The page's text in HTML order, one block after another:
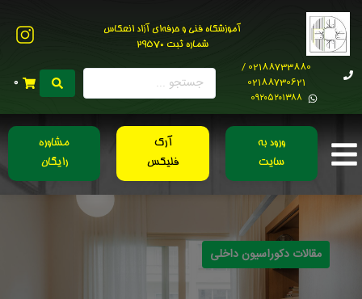
آموزشگاه فنی و حرفه‌ای آزاد انعکاس
شماره ثبت 29570
02188733880 /
02188730621
0۹۲۰۵۲۰۱۳۸۸
0
ورود به
سایت
آرک
فلیکس
مشاوره
رایگان
مقالات دکوراسیون داخلی